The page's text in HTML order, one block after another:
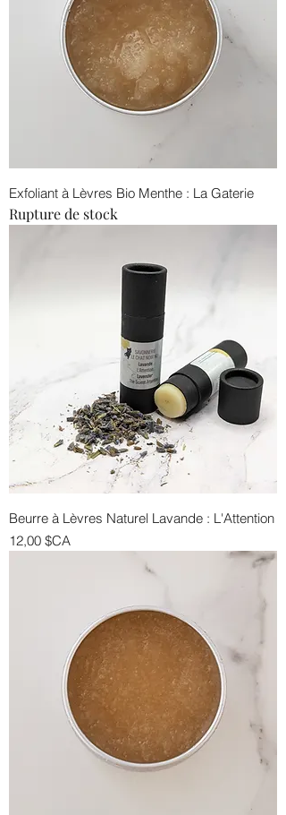
Exfoliant à Lèvres Bio Menthe : La Gaterie
Rupture de stock
Beurre à Lèvres Naturel Lavande : L'Attention
Prix
12,00 $CA